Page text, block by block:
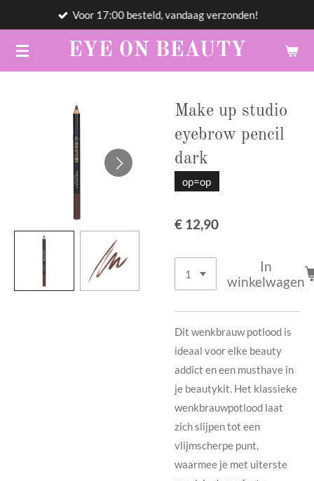
naar
de
EYE ON BEAUTY
Voor 17:00 besteld, vandaag verzonden!
Make up studio
eyebrow pencil
dark
op=op
€ 12,90
In
winkelwagen
Dit wenkbrauw potlood is
ideaal voor elke beauty
addict en een musthave in
je beautykit. Het klassieke
wenkbrauwpotlood laat
zich slijpen tot een
vlijmscherpe punt,
waarmee je met uiterste